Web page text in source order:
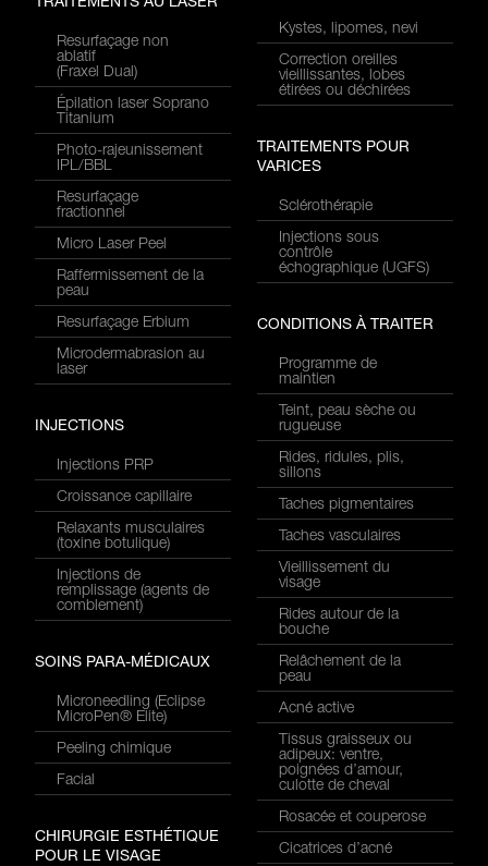
TRAITEMENTS AU LASER
Resurfaçage non
ablatif
(Fraxel Dual)
Épilation laser Soprano
Titanium
Photo-rajeunissement
IPL/BBL
Resurfaçage
fractionnel
Micro Laser Peel
Raffermissement de la
peau
Resurfaçage Erbium
Microdermabrasion au
laser
INJECTIONS
Injections PRP
Croissance capillaire
Relaxants musculaires
(toxine botulique)
Injections de
remplissage (agents de
comblement)
SOINS PARA-MÉDICAUX
Microneedling (Eclipse
MicroPen® Elite)
Peeling chimique
Facial
CHIRURGIE ESTHÉTIQUE
POUR LE VISAGE
Kystes, lipomes, nevi
Correction oreilles
vieillissantes, lobes
étirées ou déchirées
TRAITEMENTS POUR
VARICES
Sclérothérapie
Injections sous
contrôle
échographique (UGFS)
CONDITIONS À TRAITER
Programme de
maintien
Teint, peau sèche ou
rugueuse
Rides, ridules, plis,
sillons
Taches pigmentaires
Taches vasculaires
Vieillissement du
visage
Rides autour de la
bouche
Relâchement de la
peau
Acné active
Tissus graisseux ou
adipeux: ventre,
poignées d’amour,
culotte de cheval
Rosacée et couperose
Cicatrices d’acné